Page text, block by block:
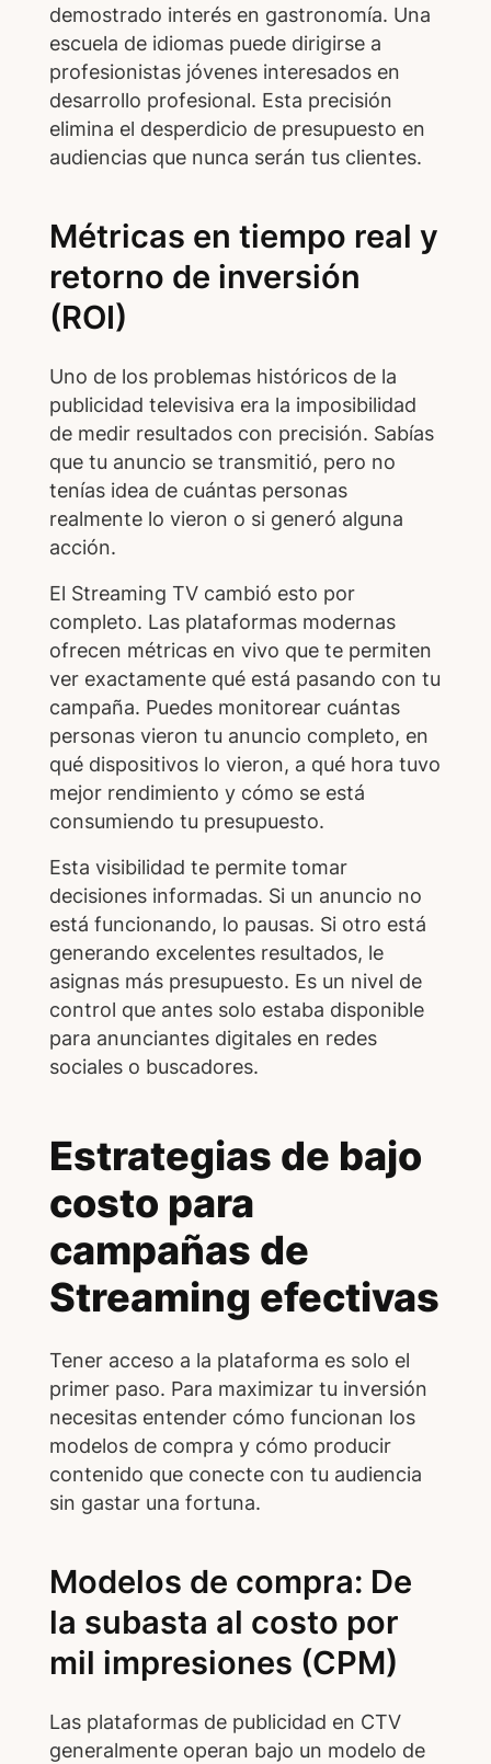
demostrado interés en gastronomía. Una
escuela de idiomas puede dirigirse a
profesionistas jóvenes interesados en
desarrollo profesional. Esta precisión
elimina el desperdicio de presupuesto en
audiencias que nunca serán tus clientes.
Métricas en tiempo real y
retorno de inversión
(ROI)
Uno de los problemas históricos de la
publicidad televisiva era la imposibilidad
de medir resultados con precisión. Sabías
que tu anuncio se transmitió, pero no
tenías idea de cuántas personas
realmente lo vieron o si generó alguna
acción.
El Streaming TV cambió esto por
completo. Las plataformas modernas
ofrecen métricas en vivo que te permiten
ver exactamente qué está pasando con tu
campaña. Puedes monitorear cuántas
personas vieron tu anuncio completo, en
qué dispositivos lo vieron, a qué hora tuvo
mejor rendimiento y cómo se está
consumiendo tu presupuesto.
Esta visibilidad te permite tomar
decisiones informadas. Si un anuncio no
está funcionando, lo pausas. Si otro está
generando excelentes resultados, le
asignas más presupuesto. Es un nivel de
control que antes solo estaba disponible
para anunciantes digitales en redes
sociales o buscadores.
Estrategias de bajo
costo para
campañas de
Streaming efectivas
Tener acceso a la plataforma es solo el
primer paso. Para maximizar tu inversión
necesitas entender cómo funcionan los
modelos de compra y cómo producir
contenido que conecte con tu audiencia
sin gastar una fortuna.
Modelos de compra: De
la subasta al costo por
mil impresiones (CPM)
Las plataformas de publicidad en CTV
generalmente operan bajo un modelo de